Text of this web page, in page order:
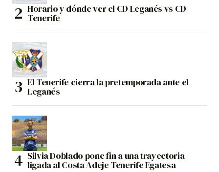
Horario y dónde ver el CD Leganés vs CD
Tenerife
El Tenerife cierra la pretemporada ante el
Leganés
Silvia Doblado pone fin a una trayectoria
ligada al Costa Adeje Tenerife Egatesa